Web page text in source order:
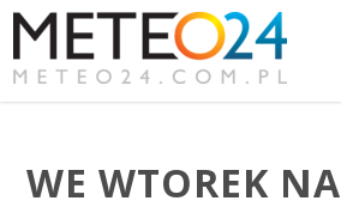
WE WTOREK NA